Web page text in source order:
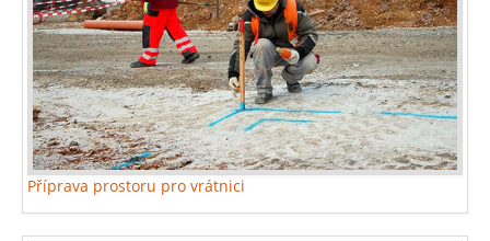
Příprava prostoru pro vrátnici